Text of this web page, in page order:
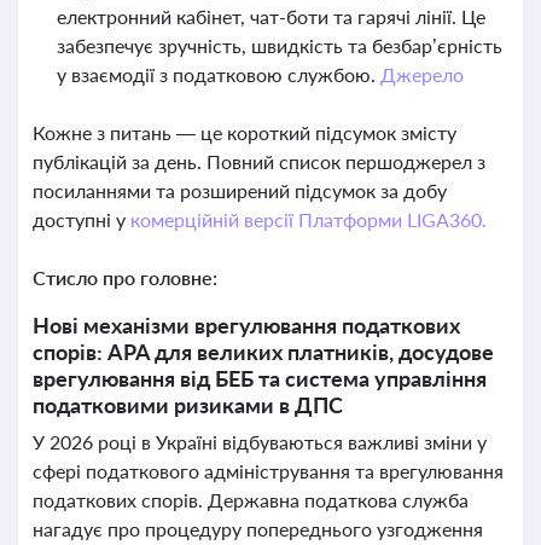
електронний кабінет, чат-боти та гарячі лінії. Це
забезпечує зручність, швидкість та безбар’єрність
у взаємодії з податковою службою. Джерело
Кожне з питань — це короткий підсумок змісту
публікацій за день. Повний список першоджерел з
посиланнями та розширений підсумок за добу
доступні у комерційній версії Платформи LIGA360.
Стисло про головне:
Нові механізми врегулювання податкових
спорів: APA для великих платників, досудове
врегулювання від БЕБ та система управління
податковими ризиками в ДПС
У 2026 році в Україні відбуваються важливі зміни у
сфері податкового адміністрування та врегулювання
податкових спорів. Державна податкова служба
нагадує про процедуру попереднього узгодження